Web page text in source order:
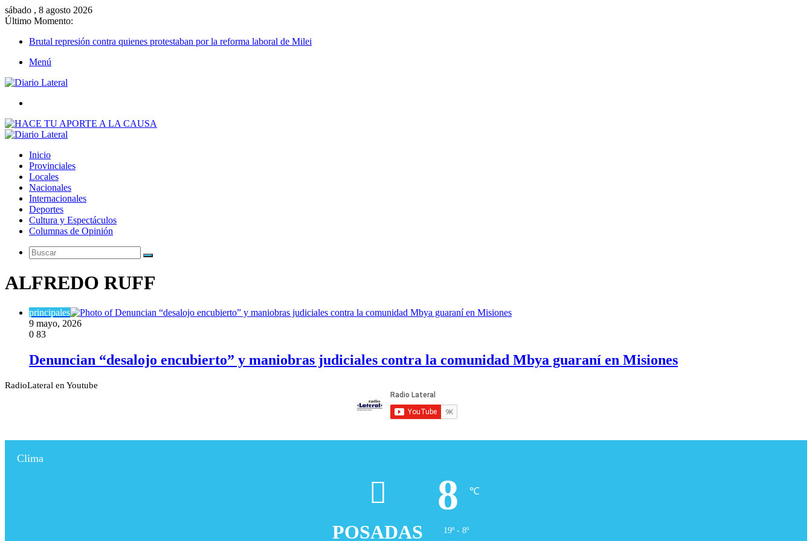
sábado , 8 agosto 2026
Último Momento:
Brutal represión contra quienes protestaban por la reforma laboral de Milei
Menú
Inicio
Provinciales
Locales
Nacionales
Internacionales
Deportes
Cultura y Espectáculos
Columnas de Opinión
Buscar
ALFREDO RUFF
principales
9 mayo, 2026
0 83
Denuncian “desalojo encubierto” y maniobras judiciales contra la comunidad Mbya guaraní en Misiones
RadioLateral en Youtube
Clima
POSADAS
8 ℃
19º - 8º